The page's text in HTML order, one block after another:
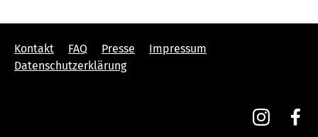
Kontakt FAQ Presse
Impressum
Datenschutzerklärung